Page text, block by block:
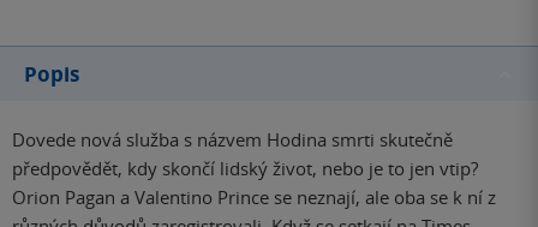
Popis
Dovede nová služba s názvem Hodina smrti skutečně
předpovědět, kdy skončí lidský život, nebo je to jen vtip?
Orion Pagan a Valentino Prince se neznají, ale oba se k ní z